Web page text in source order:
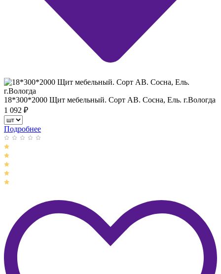
18*300*2000 Щит мебельный. Сорт АВ. Сосна, Ель. г.Вологда
1 092 ₽
Подробнее